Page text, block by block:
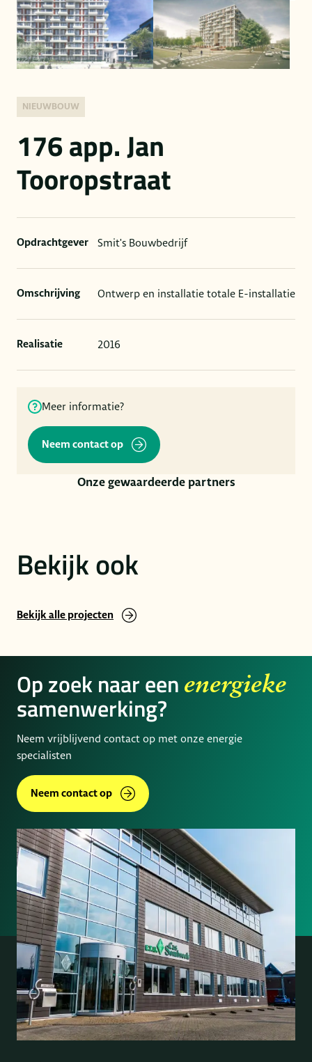
NIEUWBOUW
176 app. Jan
Tooropstraat
Opdrachtgever Smit's Bouwbedrijf
Omschrijving Ontwerp en installatie totale E-installatie
Realisatie 2016
Meer informatie?
Neem contact op
Onze gewaardeerde partners
Bekijk ook
Bekijk alle projecten
Op zoek naar een energieke
samenwerking?
Neem vrijblijvend contact op met onze energie
specialisten
Neem contact op